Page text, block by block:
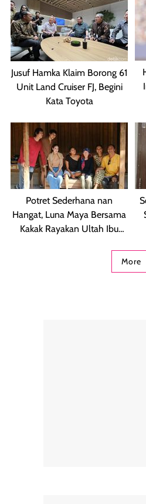
Jusuf Hamka Klaim Borong 61
Unit Land Cruiser FJ, Begini
Kata Toyota
Potret Sederhana nan
Hangat, Luna Maya Bersama
Kakak Rayakan Ultah Ibu
More